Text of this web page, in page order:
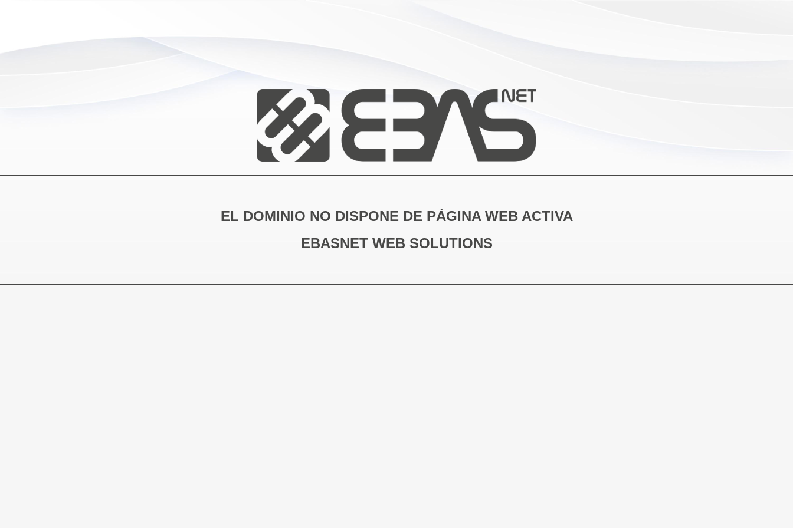
EL DOMINIO NO DISPONE DE PÁGINA WEB ACTIVA
EBASNET WEB SOLUTIONS